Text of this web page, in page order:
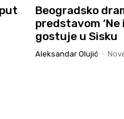
Beogradsko
predstavom ‘Ne
gostuje u Sisku
Aleksandar Olujić -